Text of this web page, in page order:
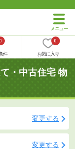
0
件
0
お気に入り
・中古住宅 物
変更する
変更する